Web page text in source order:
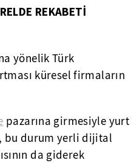
REKABETİ
yönelik Türk
küresel firmaların
pazarına girmesiyle yurt
bu durum yerli dijital
da giderek